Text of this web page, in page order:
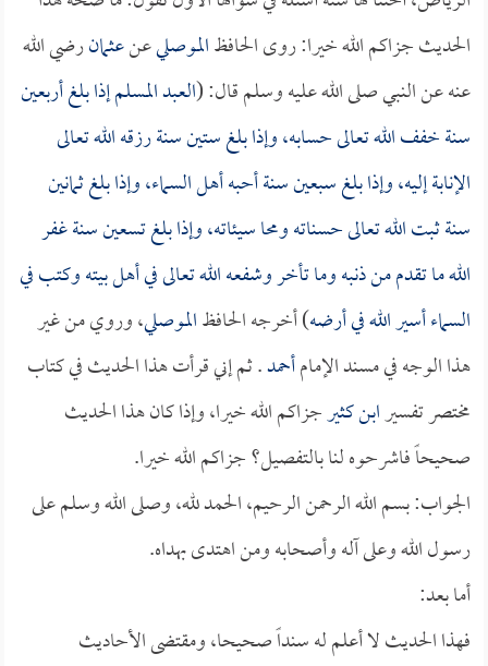
الحديث جزاكم الله خيرا: روى الحافظالموصليعنعثمانرضي الله
عنه عن النبي صلى الله عليه وسلم قال: (العبد المسلم إذا بلغ أربعين
سنة خفف الله تعالى حسابه، وإذا بلغ ستين سنة رزقه الله تعالى
الإنابة إليه، وإذا بلغ سبعين سنة أحبه أهل السماء، وإذا بلغ ثمانين
سنة ثبت الله تعالى حسناته ومحا سيئاته، وإذا بلغ تسعين سنة غفر
الله ما تقدم من ذنبه وما تأخر وشفعه الله تعالى في أهل بيته وكتب في
السماء أسير الله في أرضه) أخرجه الحافظالموصلي، وروي من غير
هذا الوجه في مسند الإمامأحمد. ثم إني قرأت هذا الحديث في كتاب
مختصر تفسيرابن كثيرجزاكم الله خيرا، وإذا كان هذا الحديث
صحيحاً فاشرحوه لنا بالتفصيل؟ جزاكم الله خيرا.
الجواب: بسم الله الرحمن الرحيم، الحمد لله، وصلى الله وسلم على
رسول الله وعلى آله وأصحابه ومن اهتدى بهداه.
أما بعد:
فهذا الحديث لا أعلم له سنداً صحيحا، ومقتضى الأحاديث